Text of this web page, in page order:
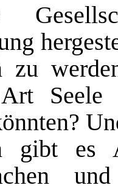
zu
Seele
gibt es